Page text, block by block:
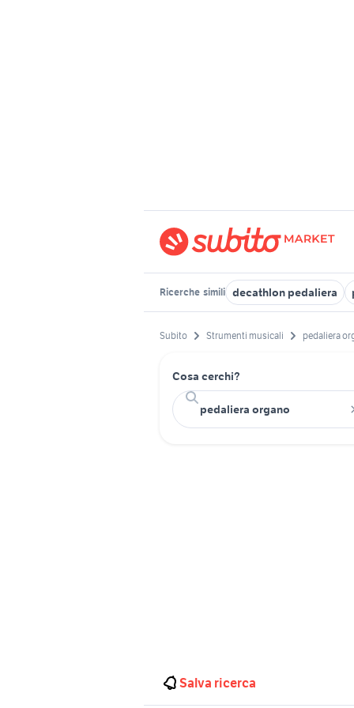
Ricerche simili decathlon pedaliera
Subito Strumenti musicali pedaliera
Cosa cerchi?
Salva ricerca